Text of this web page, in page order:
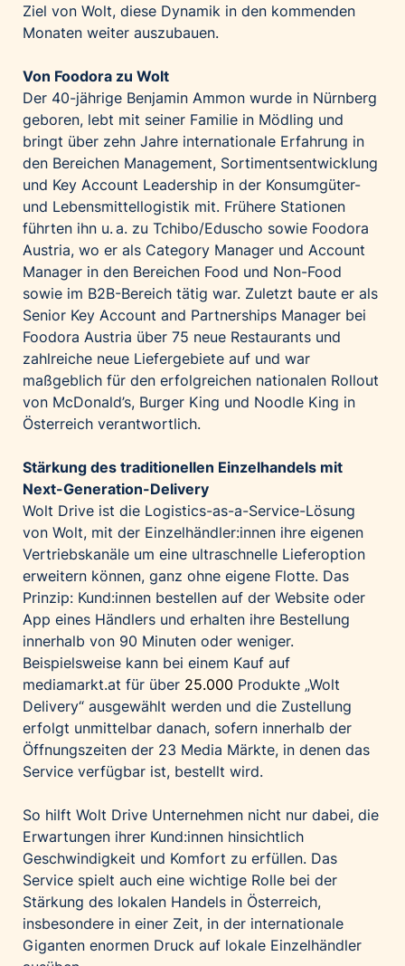
woom bikes
Ziel von Wolt, diese Dynamik in den kommenden
Monaten weiter auszubauen.
Von Foodora zu Wolt
Der 40-jährige Benjamin Ammon wurde in Nürnberg
geboren, lebt mit seiner Familie in Mödling und
bringt über zehn Jahre internationale Erfahrung in
den Bereichen Management, Sortimentsentwicklung
und Key Account Leadership in der Konsumgüter-
und Lebensmittellogistik mit. Frühere Stationen
führten ihn u. a. zu Tchibo/Eduscho sowie Foodora
Austria, wo er als Category Manager und Account
Manager in den Bereichen Food und Non-Food
sowie im B2B-Bereich tätig war. Zuletzt baute er als
Senior Key Account and Partnerships Manager bei
Foodora Austria über 75 neue Restaurants und
zahlreiche neue Liefergebiete auf und war
maßgeblich für den erfolgreichen nationalen Rollout
von McDonald’s, Burger King und Noodle King in
Österreich verantwortlich.
Stärkung des traditionellen Einzelhandels mit
Next-Generation-Delivery
Wolt Drive ist die Logistics-as-a-Service-Lösung
von Wolt, mit der Einzelhändler:innen ihre eigenen
Vertriebskanäle um eine ultraschnelle Lieferoption
erweitern können, ganz ohne eigene Flotte. Das
Prinzip: Kund:innen bestellen auf der Website oder
App eines Händlers und erhalten ihre Bestellung
innerhalb von 90 Minuten oder weniger.
Beispielsweise kann bei einem Kauf auf
mediamarkt.at für über 25.000 Produkte „Wolt
Delivery“ ausgewählt werden und die Zustellung
erfolgt unmittelbar danach, sofern innerhalb der
Öffnungszeiten der 23 Media Märkte, in denen das
Service verfügbar ist, bestellt wird.
So hilft Wolt Drive Unternehmen nicht nur dabei, die
Erwartungen ihrer Kund:innen hinsichtlich
Geschwindigkeit und Komfort zu erfüllen. Das
Service spielt auch eine wichtige Rolle bei der
Stärkung des lokalen Handels in Österreich,
insbesondere in einer Zeit, in der internationale
Giganten enormen Druck auf lokale Einzelhändler